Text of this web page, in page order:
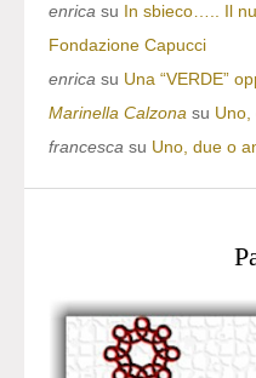
enrica su In sbieco….. Il
Fondazione Capucci
enrica su Una “VERDE”
Marinella Calzona su Uno,
francesca su Uno, due o